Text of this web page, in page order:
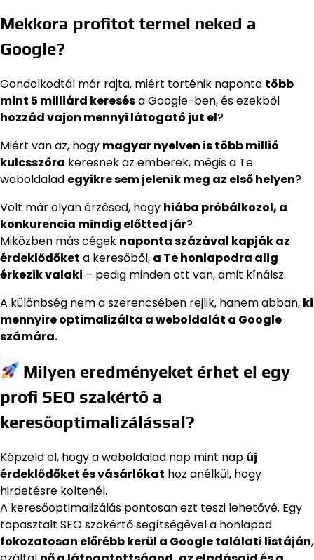
Mekkora profitot termel neked a
Google?
Gondolkodtál már rajta, miért történik naponta több
mint 5 milliárd keresésa Google-ben, és ezekből
hozzád vajon mennyi látogató jut el?
Miért van az, hogy magyar nyelven is több millió
kulcsszóra keresnek az emberek, mégis a Te
weboldalad egyikre sem jelenik meg az első helyen?
Volt már olyan érzésed, hogy hiába próbálkozol, a
konkurencia mindig előtted jár?
Miközben más cégek naponta százával kapják az
érdeklődőket a keresőből, a Te honlapodra alig
érkezik valaki – pedig minden ott van, amit kínálsz.
A különbség nem a szerencsében rejlik, hanem abban, ki
mennyire optimalizálta a weboldalát a Google
számára.
Milyen eredményeket érhet el egy
profi SEO szakértő a
keresőoptimalizálással?
Képzeld el, hogy a weboldalad nap mint nap új
érdeklődőket és vásárlókat hoz anélkül, hogy
hirdetésre költenél.
A keresőoptimalizálás pontosan ezt teszi lehetővé. Egy
tapasztalt SEO szakértő segítségével a honlapod
fokozatosan előrébb kerül a Google találati listáján,